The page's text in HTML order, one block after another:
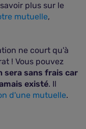
plus sur le
mutuelle,
ne court qu'à
! Vous pouvez
sans frais car
existé. Il
d'une mutuelle.